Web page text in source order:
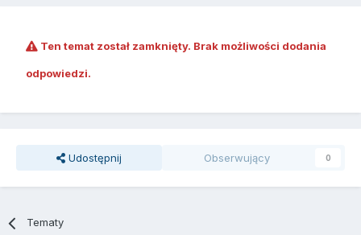
Ten temat został zamknięty. Brak możliwości dodania
odpowiedzi.
Udostępnij Obserwujący 0
Tematy